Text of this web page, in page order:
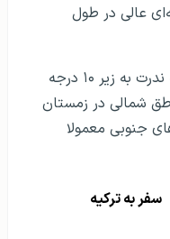
عالی در طول
دمای هوا در زمستان‌های اسپانیا به ندرت به زیر ۱۰ درجه
شمالی در زمستان
جنوبی معمولا
سفر به ترکیه